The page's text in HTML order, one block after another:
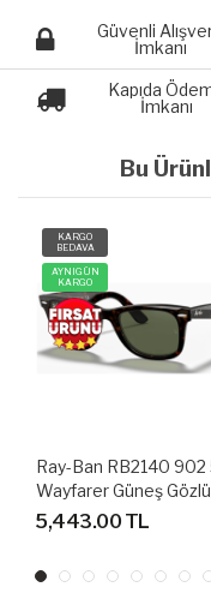
Güvenli
İmkanı
Kapıda
İmkanı
Bu
KARGO
BEDAVA
AYNIGÜN
KARGO
Ray-Ban RB2140 902
Wayfarer Güneş
5,443.00 TL